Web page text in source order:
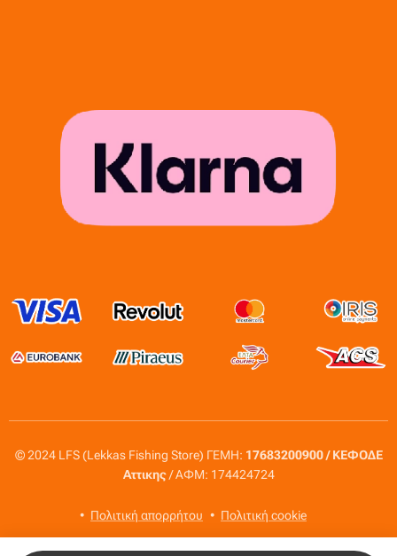
© 2024 LFS (Lekkas Fishing Store) ΓΕΜΗ: 17683200900 / ΚΕΦΟΔΕ
Αττικης/ ΑΦΜ: 174424724
Πολιτική απορρήτου Πολιτική cookie